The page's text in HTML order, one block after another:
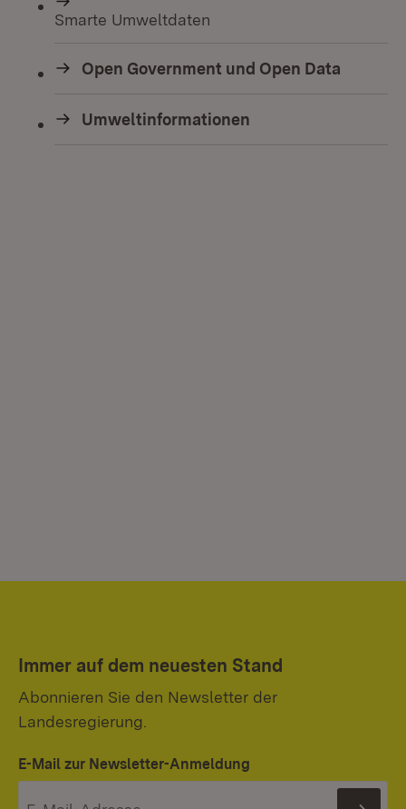
Smarte Umweltdaten
Open Government und Open Data
Umweltinformationen
Immer auf dem neuesten Stand
Abonnieren Sie den Newsletter der
Landesregierung.
E-Mail zur Newsletter-Anmeldung